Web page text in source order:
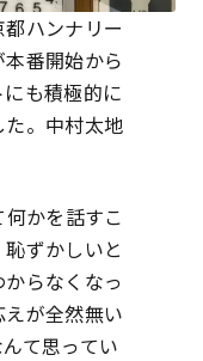
ハンナリー
番開始から
も積極的に
。中村太地
かを話すこ
ずかしいと
らなくなっ
が全然無い
て思ってい